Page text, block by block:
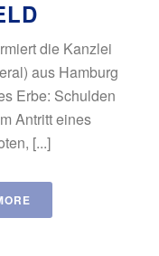
die Kanzlei
aus Hamburg
Erbe: Schulden
Antritt eines
[...]